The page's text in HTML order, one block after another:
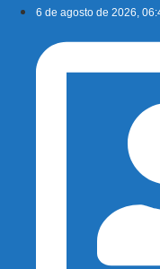
conteúdo
6 de agosto de 2026,